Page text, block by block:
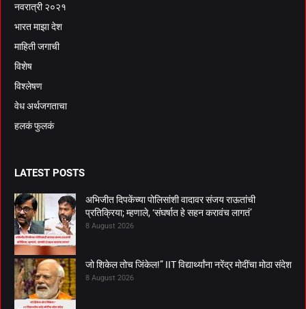
नवरात्री २०२१
भारत माझा देश
माहिती जगाची
विशेष
विश्लेषण
वेध अर्थजगताचा
हलकं फुलकं
LATEST POSTS
अभिजीत दिपकेंच्या पोलिसांशी वादावर संजय राऊतांची
प्रतिक्रिया; म्हणाले, ‘संघर्षात हे सहन करावंच लागतं’
8 August 2026
जो शिकेल तोच जिंकेल!” IIT विद्यार्थ्यांना नरेंद्र मोदींचा मोठा संदेश
8 August 2026